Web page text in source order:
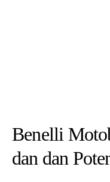
Benelli
dan dan